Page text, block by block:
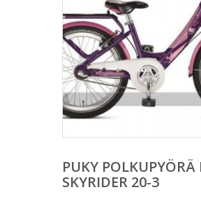
PUKY POLKUPYÖRÄ
SKYRIDER 20-3